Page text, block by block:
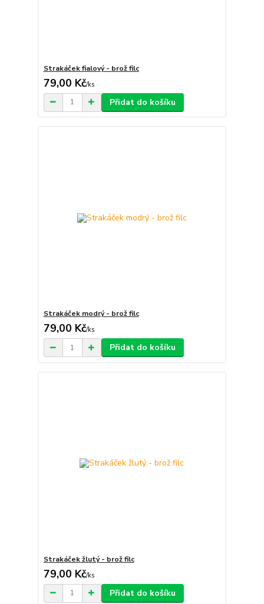
Strakáček fialový - brož filc
79,00 Kč/ks
Přidat do košíku
Strakáček modrý - brož filc
79,00 Kč/ks
Přidat do košíku
Strakáček žlutý - brož filc
79,00 Kč/ks
Přidat do košíku